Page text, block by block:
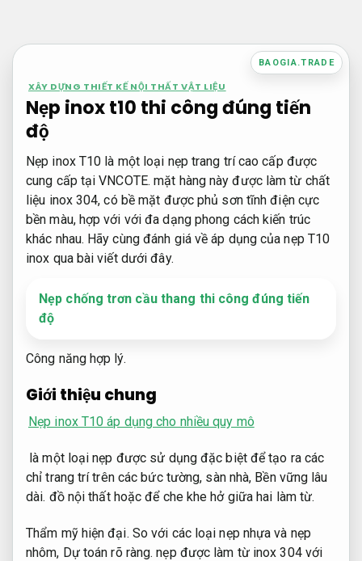
nội
BAOGIA.TRADE
XÂY DỰNG THIẾT KẾ NỘI THẤT VẬT LIỆU
Nẹp inox t10 thi công đúng tiến
độ
Nẹp inox T10 là một loại nẹp trang trí cao cấp được
cung cấp tại VNCOTE. mặt hàng này được làm từ chất
liệu inox 304, có bề mặt được phủ sơn tĩnh điện cực
bền màu, hợp với với đa dạng phong cách kiến trúc
khác nhau. Hãy cùng đánh giá về áp dụng của nẹp T10
inox qua bài viết dưới đây.
Nẹp chống trơn cầu thang thi công đúng tiến
độ
Công năng hợp lý.
Giới thiệu chung
Nẹp inox T10 áp dụng cho nhiều quy mô
là một loại nẹp được sử dụng đặc biệt để tạo ra các
chỉ trang trí trên các bức tường, sàn nhà, Bền vững lâu
dài. đồ nội thất hoặc để che khe hở giữa hai làm từ.
Thẩm mỹ hiện đại. So với các loại nẹp nhựa và nẹp
nhôm, Dự toán rõ ràng. nẹp được làm từ inox 304 với